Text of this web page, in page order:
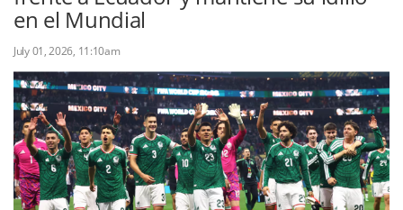
Iniciar sesión con Clascal
×
en el Mundial
July 01, 2026, 11:10am